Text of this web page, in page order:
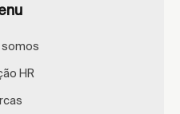
somos
HR